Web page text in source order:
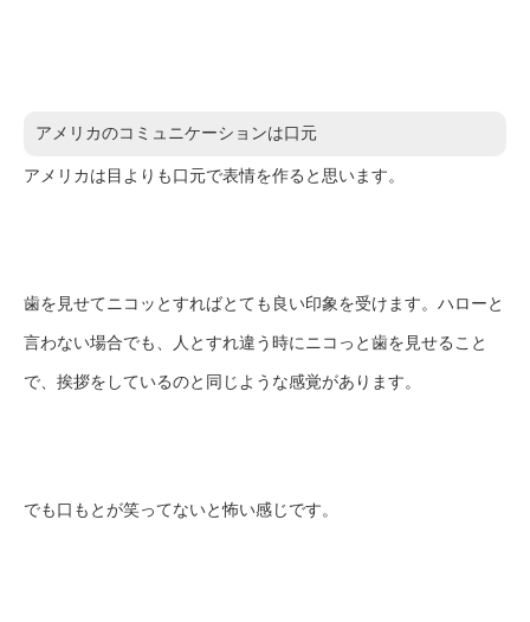
アメリカのコミュニケーションは口元
アメリカは目よりも口元で表情を作ると思います。
歯を見せてニコッとすればとても良い印象を受けます。ハローと
言わない場合でも、人とすれ違う時にニコっと歯を見せること
で、挨拶をしているのと同じような感覚があります。
でも口もとが笑ってないと怖い感じです。